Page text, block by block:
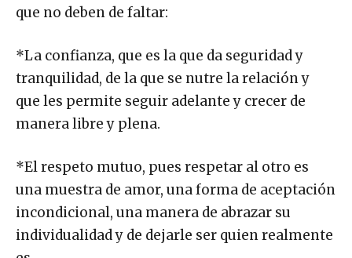
que no deben de faltar:
*La confianza, que es la que da seguridad y
tranquilidad, de la que se nutre la relación y
que les permite seguir adelante y crecer de
manera libre y plena.
*El respeto mutuo, pues respetar al otro es
una muestra de amor, una forma de aceptación
incondicional, una manera de abrazar su
individualidad y de dejarle ser quien realmente